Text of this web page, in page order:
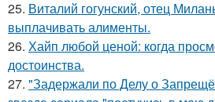
25. Виталий гогунский, отец
выплачивать алименты.
26. Хайп любой ценой: когда
достоинства.
27. "Задержали по Делу о